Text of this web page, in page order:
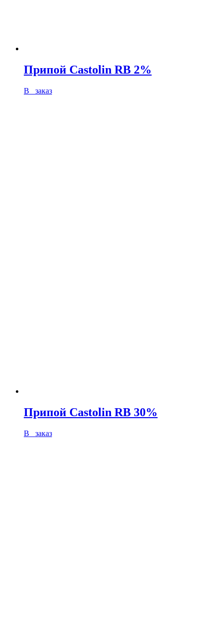
Припой Castolin RB 2%
В заказ
Припой Castolin RB 30%
В заказ